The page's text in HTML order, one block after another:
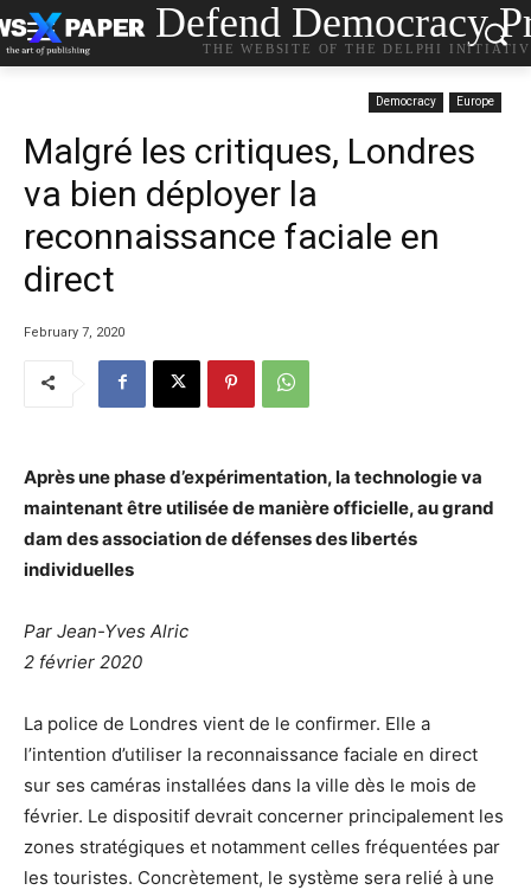
Defend Democracy
THE WEBSITE OF THE DELPHI
Democracy Europe
Malgré les critiques, Londres
va bien déployer la
reconnaissance faciale en
direct
February 7, 2020
Après une phase d’expérimentation, la technologie va
maintenant être utilisée de manière officielle, au grand
dam des association de défenses des libertés
individuelles
Par Jean-Yves Alric
2 février 2020
La police de Londres vient de le confirmer. Elle a
l’intention d’utiliser la reconnaissance faciale en direct
sur ses caméras installées dans la ville dès le mois de
février. Le dispositif devrait concerner principalement les
zones stratégiques et notamment celles fréquentées par
les touristes. Concrètement, le système sera relié à une